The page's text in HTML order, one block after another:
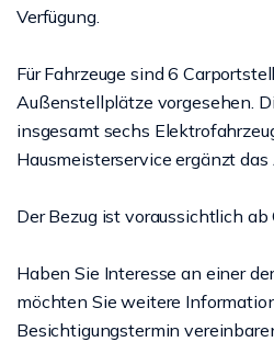
Verfügung.
Für Fahrzeuge sind 6
Außenstellplätze vorgesehen.
insgesamt sechs
Hausmeisterservice ergänzt
Der Bezug ist voraussichtlich
Haben Sie Interesse an einer
möchten Sie weitere
Besichtigungstermin